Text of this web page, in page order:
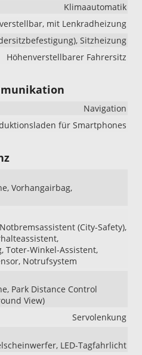
Klimaautomatik
mit Lenkradheizung
Sitzheizung
Höhenverstellbarer Fahrersitz
Navigation
für Smartphones
Vorhangairbag,
(City-Safety),
Toter-Winkel-Assistent,
Notrufsystem
Park Distance Control
View)
Servolenkung
LED-Tagfahrlicht